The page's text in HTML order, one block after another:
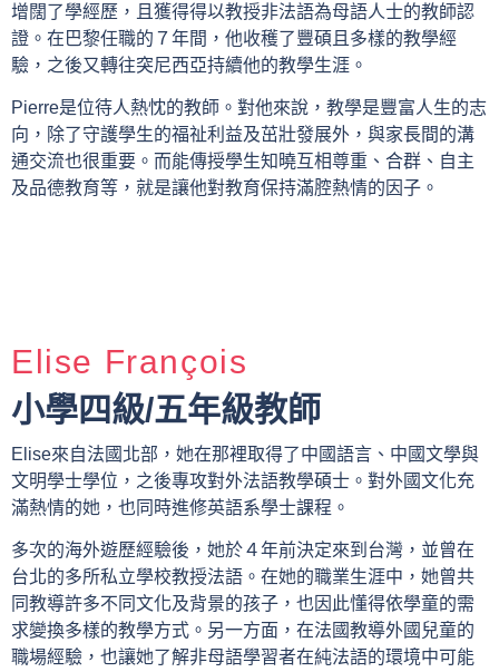
增闊了學經歷，且獲得得以教授非法語為母語人士的教師認
證。在巴黎任職的７年間，他收穫了豐碩且多樣的教學經
驗，之後又轉往突尼西亞持續他的教學生涯。
Pierre是位待人熱忱的教師。對他來說，教學是豐富人生的志
向，除了守護學生的福祉利益及茁壯發展外，與家長間的溝
通交流也很重要。而能傳授學生知曉互相尊重、合群、自主
及品德教育等，就是讓他對教育保持滿腔熱情的因子。
Elise François
小學四級/五年級教師
Elise來自法國北部，她在那裡取得了中國語言、中國文學與
文明學士學位，之後專攻對外法語教學碩士。對外國文化充
滿熱情的她，也同時進修英語系學士課程。
多次的海外遊歷經驗後，她於４年前決定來到台灣，並曾在
台北的多所私立學校教授法語。在她的職業生涯中，她曾共
同教導許多不同文化及背景的孩子，也因此懂得依學童的需
求變換多樣的教學方式。另一方面，在法國教導外國兒童的
職場經驗，也讓她了解非母語學習者在純法語的環境中可能